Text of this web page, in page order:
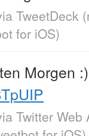
TweetDeck
for iΟS)
Morgen
Twitter Web